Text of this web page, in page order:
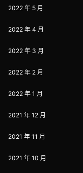
2022 年 5 月
2022 年 4 月
2022 年 3 月
2022 年 2 月
2022 年 1 月
2021 年 12 月
2021 年 11 月
2021 年 10 月